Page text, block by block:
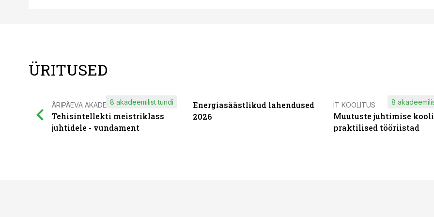
ÜRITUSED
ÄRIPÄEVA AKADEEMIA
Tehisintellekti meistriklass
juhtidele - vundament
8 akadeemilist tundi
Energiasäästlikud lahendused
2026
IT KOOLITUS
Muutuste juhtimise
praktilised tööriistad
8